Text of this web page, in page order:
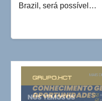
Brazil, será possível…